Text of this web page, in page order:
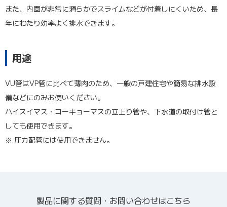
また、内面が非常に滑らかでスライムなどが付着しにくいため、長
年にわたり効率よく排水できます。
用途
VU管はVP管に比べて薄肉のため、一般の戸建住宅や簡易な排水設
備などにのみお使いください。
ハイスイマス・コーキョーマスの立上り管や、下水道の取付け管と
しても使用できます。
※ 圧力配管には使用できません。
製品に関する質問・お問い合わせはこちら